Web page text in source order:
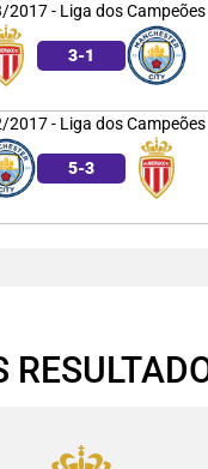
2017 - Liga dos Campeões
3-1
- Liga dos Campeões
5-3